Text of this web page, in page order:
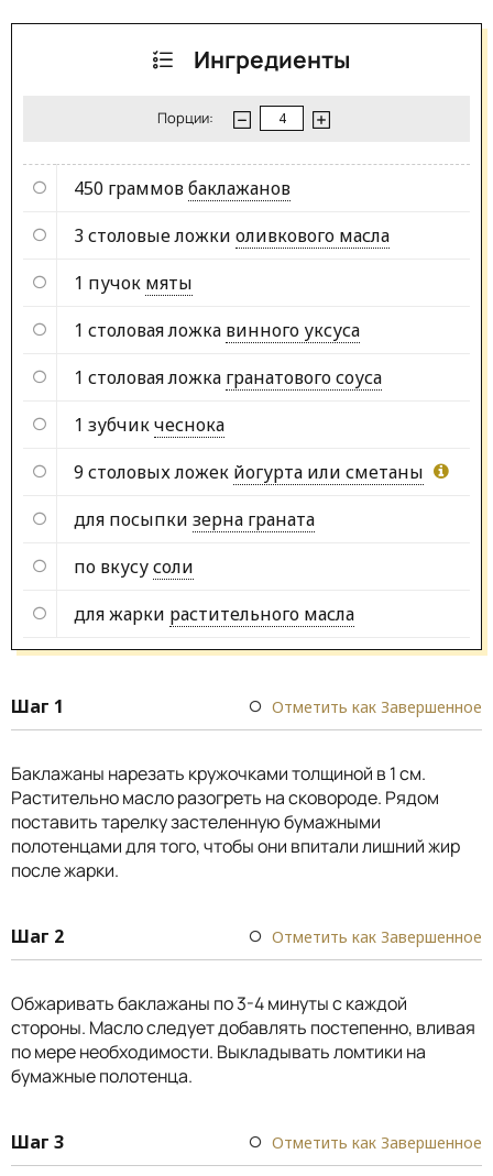
Ингредиенты
Порции:
450 граммовбаклажанов
3 столовые ложки оливкового масла
1 пучок мяты
1 столовая ложка винного уксуса
1 столовая ложка гранатового соуса
1 зубчикчеснока
9 столовых ложек йогурта или сметаны
для посыпки зерна граната
по вкусусоли
для жарки растительного масла
Шаг 1 Отметить как Завершенное
Баклажаны нарезать кружочками толщиной в 1 см.
Растительно масло разогреть на сковороде. Рядом
поставить тарелку застеленную бумажными
полотенцами для того, чтобы они впитали лишний жир
после жарки.
Шаг 2 Отметить как Завершенное
Обжаривать баклажаны по 3-4 минуты с каждой
стороны. Масло следует добавлять постепенно, вливая
по мере необходимости. Выкладывать ломтики на
бумажные полотенца.
Шаг 3 Отметить как Завершенное